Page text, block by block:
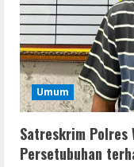
Umum
Satreskrim Polres
Persetubuhan